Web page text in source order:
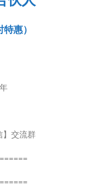
惠）
】交流群